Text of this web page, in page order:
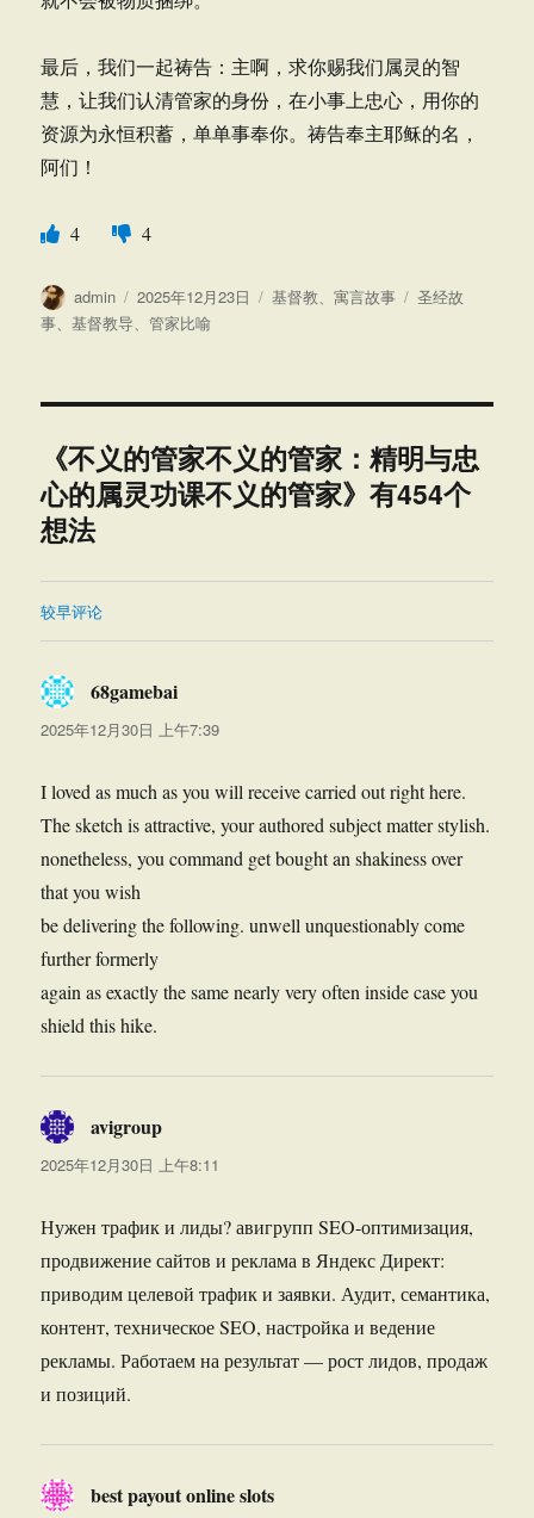
最后，我们一起祷告：主啊，求你赐我们属灵的智
慧，让我们认清管家的身份，在小事上忠心，用你的
资源为永恒积蓄，单单事奉你。祷告奉主耶稣的名，
阿们！
4 4
作
者
admin
发
布
2025年12月23日
分
基督教、寓言故事
标
圣经故
事、基督教导、管家比喻
《不义的管家不义的管家：精明与忠
心的属灵功课不义的管家》有454个
想法
评
论
导
航
较早评论
68gamebai
道：
2025年12月30日 上午7:39
I loved as much as you will receive carried out right here.
The sketch is attractive, your authored subject matter stylish.
nonetheless, you command get bought an shakiness over
that you wish
be delivering the following. unwell unquestionably come
further formerly
again as exactly the same nearly very often inside case you
shield this hike.
avigroup
道：
2025年12月30日 上午8:11
Нужен трафик и лиды? авигрупп SEO-оптимизация,
продвижение сайтов и реклама в Яндекс Директ:
приводим целевой трафик и заявки. Аудит, семантика,
контент, техническое SEO, настройка и ведение
рекламы. Работаем на результат — рост лидов, продаж
и позиций.
best payout online slots